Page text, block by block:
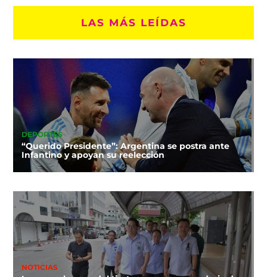
LAS MÁS LEÍDAS
DEPORTES
“Querido Presidente”: Argentina se postra ante
Infantino y apoyan su reelección
NOTICIAS